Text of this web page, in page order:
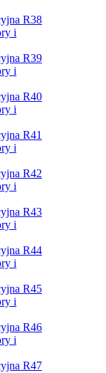
R38
i
R39
i
R40
i
R41
i
R42
i
R43
i
R44
i
R45
i
R46
i
R47